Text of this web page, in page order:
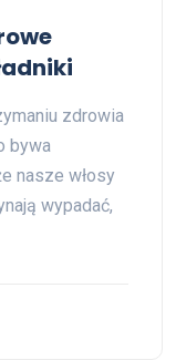
zdrowia
bywa
nasze włosy
wypadać,